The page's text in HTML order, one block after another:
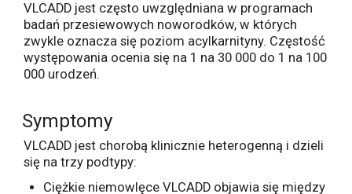
VLCADD jest często uwzględniana w programach
badań przesiewowych noworodków, w których
zwykle oznacza się poziom acylkarnityny. Częstość
występowania ocenia się na 1 na 30 000 do 1 na 100
000 urodzeń.
Symptomy
VLCADD jest chorobą klinicznie heterogenną i dzieli
się na trzy podtypy:
Ciężkie niemowlęce VLCADD objawia się między